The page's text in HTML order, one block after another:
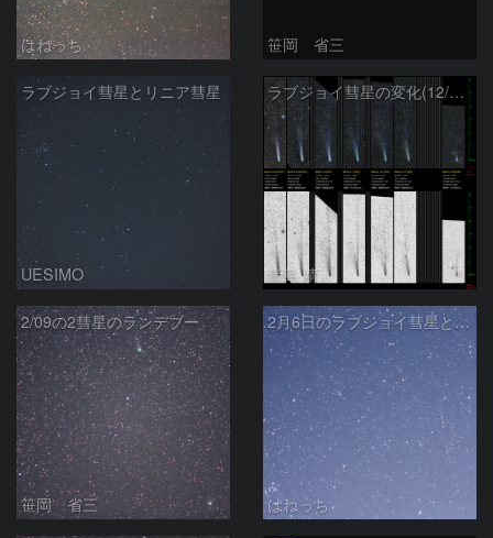
はねっち 笹岡 省三
ラブジョイ彗星とリニア彗星
UESIMO
ラブジョイ彗星の変化(12/29～1/29)
青島 靖
2/09の2彗星のランデブー
笹岡 省三
2月6日のラブジョイ彗星とリニア彗星
はねっち